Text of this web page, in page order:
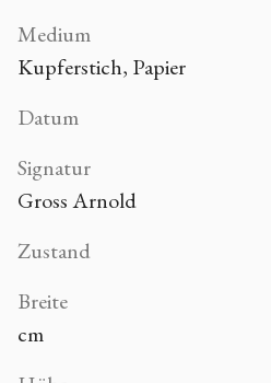
Medium
Kupferstich, Papier
Datum
Signatur
Gross Arnold
Zustand
Breite
cm